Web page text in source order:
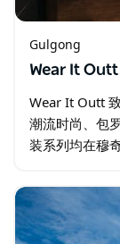
Gulgong
Wear It
Wear It Outt
潮流时尚、包
装系列均在穆
烛…